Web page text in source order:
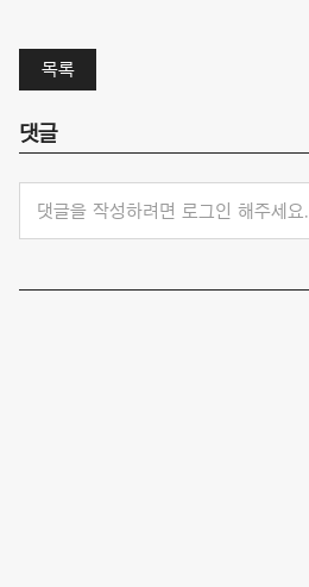
목록
댓글
댓글을 작성하려면 로그인 해주세요.